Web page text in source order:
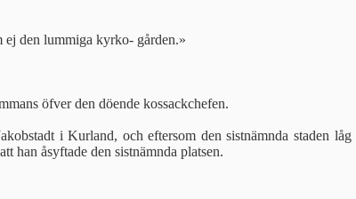
ej den lummiga kyrko- gården.»
öfver den döende kossackchefen.
i Kurland, och eftersom den sistnämnda staden låg
han åsyftade den sistnämnda platsen.